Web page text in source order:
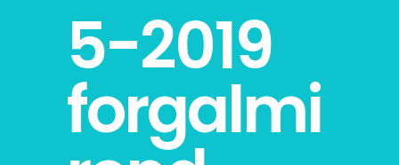
5-2019
forgalmi